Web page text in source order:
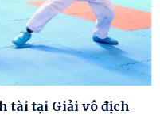
tài tại Giải vô địch